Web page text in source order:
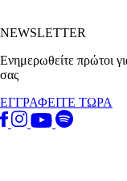
NEWSLETTER
Ενημερωθείτε πρώτοι
σας
ΕΓΓΡΑΦΕΙΤΕ ΤΩΡΑ